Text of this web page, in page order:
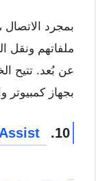
بمجرد
ملفاتهم ونقل
عن بُعد. تتيح
بجهاز
10.